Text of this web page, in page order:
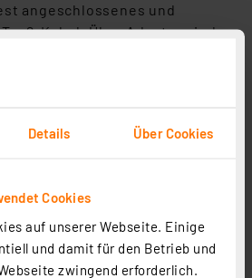
Details Über Cookies
Cookies
auf unserer Webseite. Einige
und damit für den Betrieb und
zwingend erforderlich.
angeschlossenes und
Kabel. Über Adapter sind
sollte zum Fahrzeug passen.
, die den Nutzer (und das
oder Kurzschluss
(Fi). Bei Letzterem
nach Fahrzeuganforderung
A mit integrierter DC-
und Typ B ohne diese.